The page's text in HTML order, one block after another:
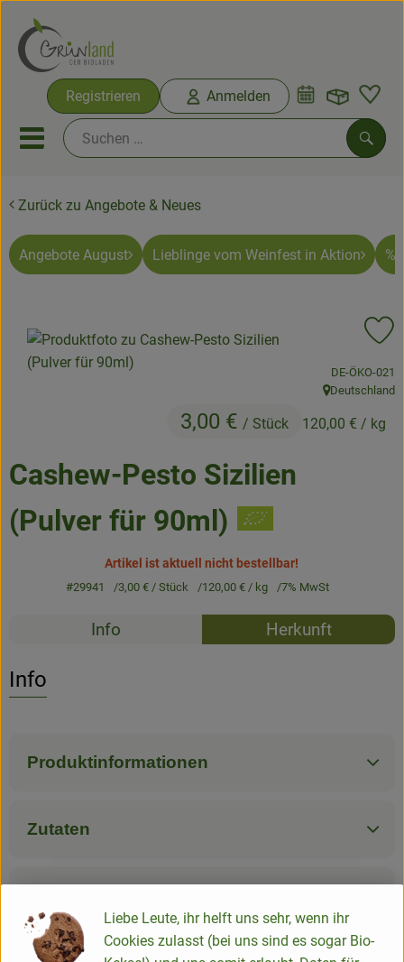
Registrieren Anmelden
Mobiles Menu öffnen oder
Ökokisten
Bio-Kochkisten
Ökokisten
Angebote & Neues
Getränke
So geht’s
Service
Zurück zu Angebote & Neues
Angebote August Lieblinge vom Weinfest in Aktion %
Cashew-Pesto Sizilien
(Pulver für 90ml)
3,00 € / Stück 120,00 € / kg
, Kontrollstelle:
DE-ÖKO-021
, Herkunft:
Deutschland
Artikel ist aktuell nicht bestellbar!
#29941 3,00 € / Stück 120,00 € / kg 7% MwSt
Rezepte
Info Herkunft
Info
Produktinformationen
Zutaten
Liebe Leute, ihr helft uns sehr, wenn ihr
Cookies zulasst (bei uns sind es sogar Bio-